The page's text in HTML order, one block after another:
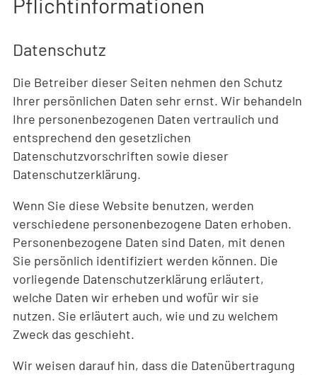
Datenschutz
Die Betreiber dieser Seiten nehmen den Schutz
Ihrer persönlichen Daten sehr ernst. Wir behandeln
Ihre personenbezogenen Daten vertraulich und
entsprechend den gesetzlichen
Datenschutzvorschriften sowie dieser
Datenschutzerklärung.
Wenn Sie diese Website benutzen, werden
verschiedene personenbezogene Daten erhoben.
Personenbezogene Daten sind Daten, mit denen
Sie persönlich identifiziert werden können. Die
vorliegende Datenschutzerklärung erläutert,
welche Daten wir erheben und wofür wir sie
nutzen. Sie erläutert auch, wie und zu welchem
Zweck das geschieht.
Wir weisen darauf hin, dass die Datenübertragung